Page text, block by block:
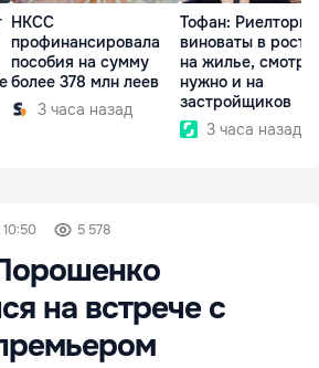
НКСС
профинансировала
пособия на сумму
более 378 млн леев
3 часа назад
Тофан: Риелторы
виноваты в росте
на жилье,
нужно и на
застройщиков
3 часа назад
10:50 5 578
на встрече с